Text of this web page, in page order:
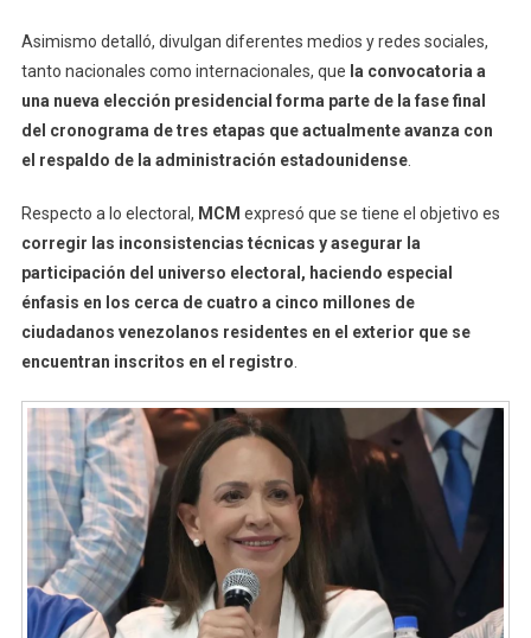
Asimismo detalló, divulgan diferentes medios y redes sociales,
tanto nacionales como internacionales, que la convocatoria a
una nueva elección presidencial forma parte de la fase final
del cronograma de tres etapas que actualmente avanza con
el respaldo de la administración estadounidense.
Respecto a lo electoral, MCM expresó que se tiene el objetivo es
corregir las inconsistencias técnicas y asegurar la
participación del universo electoral, haciendo especial
énfasis en los cerca de cuatro a cinco millones de
ciudadanos venezolanos residentes en el exterior que se
encuentran inscritos en el registro